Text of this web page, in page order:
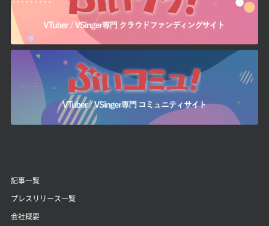
記事一覧
プレスリリース一覧
会社概要